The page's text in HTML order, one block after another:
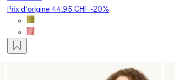
Prix d‘origine 44.95 CHF-20%